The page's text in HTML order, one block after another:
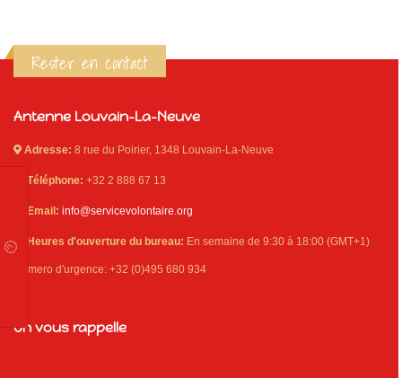
Rester en contact
Antenne Louvain-La-Neuve
Adresse: 8 rue du Poirier, 1348 Louvain-La-Neuve
Téléphone: +32 2 888 67 13
Email: info@servicevolontaire.org
Heures d'ouverture du bureau: En semaine de 9:30 à 18:00 (GMT+1)
Numero d'urgence: +32 (0)495 680 934
On vous rappelle